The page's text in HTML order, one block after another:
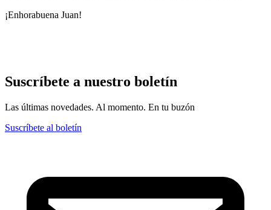
¡Enhorabuena Juan!
Suscríbete a nuestro boletín
Las últimas novedades. Al momento. En tu buzón
Suscríbete al boletín